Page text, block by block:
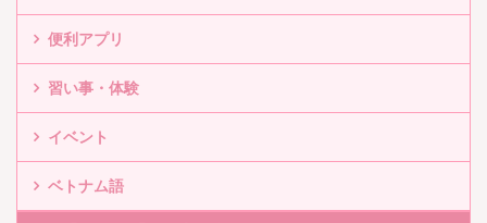
便利アプリ
習い事・体験
イベント
ベトナム語